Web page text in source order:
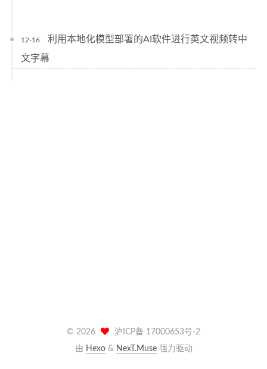
12-16
利用本地化模型部署的AI软件进行英文视频转中
文字幕
© 2026
沪ICP备 17000653号-2
由 Hexo& NexT.Muse强力驱动